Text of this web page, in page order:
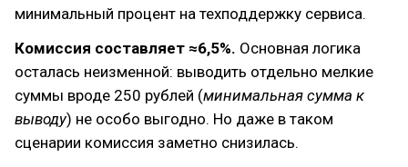
минимальный процент на техподдержку сервиса.
Комиссия составляет ≈6,5%. Основная логика
осталась неизменной: выводить отдельно мелкие
суммы вроде 250 рублей (минимальная сумма к
выводу) не особо выгодно. Но даже в таком
сценарии комиссия заметно снизилась.